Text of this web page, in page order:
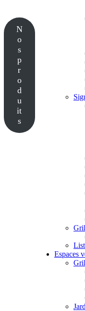
N
o
s
p
r
o
d
u
it
s
Espaces